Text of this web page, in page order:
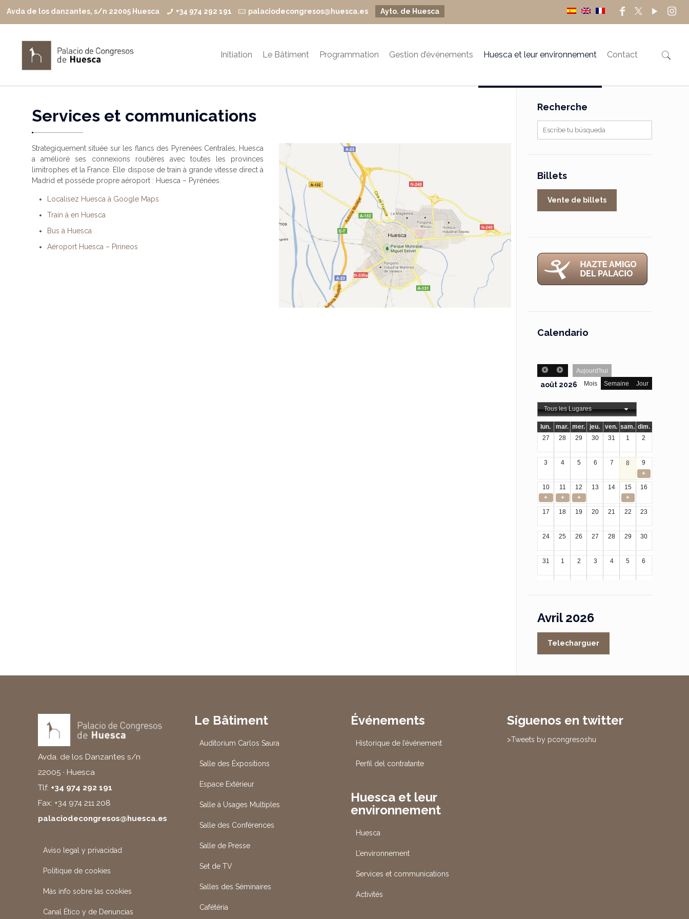
Avda de los danzantes, s/n 22005 Huesca +34 974 292 191 palaciodecongresos@huesca.es Ayto. de Huesca
Initiation Le Bâtiment Programmation Gestion d’événements Huesca et leur environnement Contact
Services et communications
Strategiquement située sur les flancs des Pyrenées Centrales, Huesca
a amélioré ses connexions routières avec toutes les provinces
limitrophes et la France. Elle dispose de train à grande vitesse direct à
Madrid et possède propre aéroport : Huesca – Pyrénées.
Localisez Huesca à Google Maps
Train à en Huesca
Bus à Huesca
Aéroport Huesca – Pirineos
Recherche
Billets
Vente de billets
Calendario
Aujourd'hui
Mois
Semaine Jour
août 2026
Tous les Lugares
lun. mar. mer. jeu. ven. sam. dim.
27
28 29 30 31 1 2
3 4 5 6 7 8
9
+
10
11 12 13 14 15
16
+
+ +
+
17
18 19 20 21 22 23
24 25 26 27 28 29 30
31 1 2 3 4 5 6
Avril 2026
Telecharguer
Avda. de los Danzantes s/n
22005 · Huesca
Tlf: +34 974 292 191
Fax: +34 974 211 208
palaciodecongresos@huesca.es
Aviso legal y privacidad
Politique de cookies
Más info sobre las cookies
Canal Ético y de Denuncias
Le Bâtiment
Auditorium Carlos Saura
Salle des Éxpositions
Espace Extérieur
Salle à Usages Multiples
Salle des Conférences
Salle de Presse
Set de TV
Salles des Séminaires
Cafétéria
Événements
Historique de l’événement
Perfil del contratante
Huesca et leur
environnement
Huesca
L’environnement
Services et communications
Activités
Síguenos en twitter
>Tweets by pcongresoshu